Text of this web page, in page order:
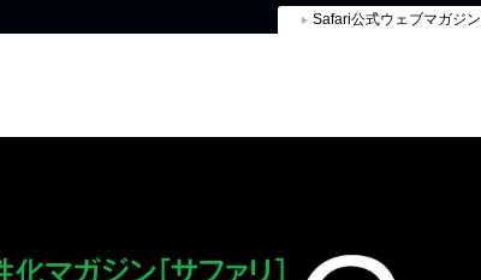
Safari公式ウェブマガジン